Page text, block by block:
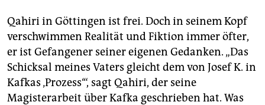
Qahiri in Göttingen ist frei. Doch in seinem Kopf
verschwimmen Realität und Fiktion immer öfter,
er ist Gefangener seiner eigenen Gedanken. „Das
Schicksal meines Vaters gleicht dem von ­Josef K. in
Kafkas ‚Prozess‘“, sagt Qahiri, der seine
Magisterarbeit über Kafka geschrieben hat. Was